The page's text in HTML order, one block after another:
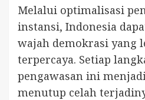
Melalui optimalisasi
instansi, Indonesia
wajah demokrasi yang
terpercaya. Setiap
pengawasan ini
menutup celah